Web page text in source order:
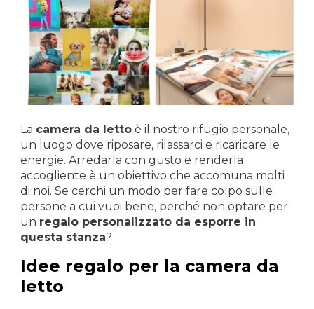
La camera da lettoè il nostro rifugio personale,
un luogo dove riposare, rilassarci e ricaricare le
energie. Arredarla con gusto e renderla
accogliente è un obiettivo che accomuna molti
di noi. Se cerchi un modo per fare colpo sulle
persone a cui vuoi bene, perché non optare per
un regalo personalizzato da esporre in
questa stanza?
Idee regalo per la camera da
letto